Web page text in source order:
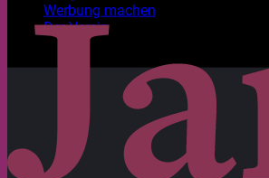
Werbung machen
Der Verein